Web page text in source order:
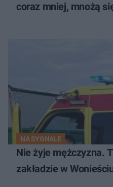
coraz mniej, mnożą
NA SYGNALE
Nie żyje mężczyzna.
zakładzie w